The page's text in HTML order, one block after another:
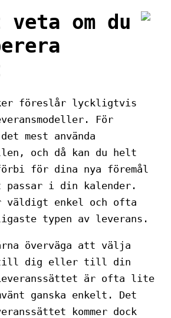
om du
föreslår lyckligtvis
För
mest använda
och då kan du helt
för dina nya föremål
passar i din kalender.
väldigt enkel och ofta
typen av leverans.
överväga att välja
till dig eller till din
är ofta lite
ganska enkelt. Det
kommer dock